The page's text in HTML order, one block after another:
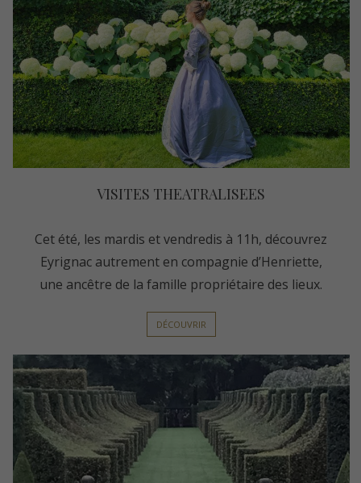
VISITES THEATRALISEES
Cet été, les mardis et vendredis à 11h, découvrez
Eyrignac autrement en compagnie d’Henriette,
une ancêtre de la famille propriétaire des lieux.
DÉCOUVRIR